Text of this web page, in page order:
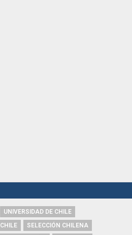
UNIVERSIDAD DE CHILE
CHILE
SELECCIÓN CHILENA